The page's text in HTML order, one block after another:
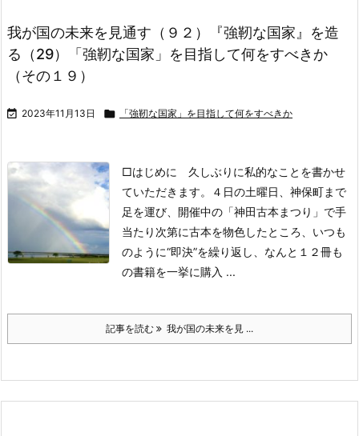
我が国の未来を見通す（９２）『強靭な国家』を造
る（29）「強靭な国家」を目指して何をすべきか
（その１９）
 2023年11月13日  「強靭な国家」を目指して何をすべきか
□はじめに
久しぶりに私的なことを書かせ
ていただきます。４日の土曜日、神保町まで
足を運び、開催中の「神田古本まつり」で手
当たり次第に古本を物色したところ、いつも
のように“即決”を繰り返し、なんと１２冊も
の書籍を一挙に購入 ...
記事を読む 我が国の未来を見 ...